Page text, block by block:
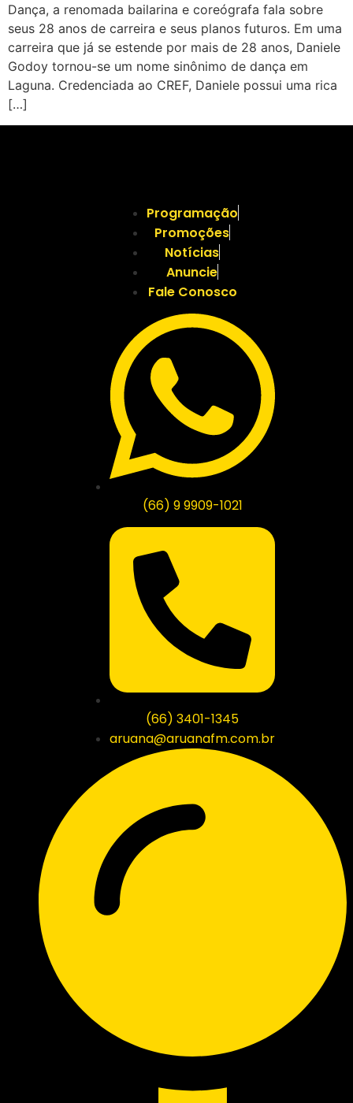
Dança, a renomada bailarina e coreógrafa fala sobre
seus 28 anos de carreira e seus planos futuros. Em uma
carreira que já se estende por mais de 28 anos, Daniele
Godoy tornou-se um nome sinônimo de dança em
Laguna. Credenciada ao CREF, Daniele possui uma rica
[…]
Programação
Promoções
Notícias
Anuncie
Fale Conosco
(66) 9 9909-1021
(66) 3401-1345
aruana@aruanafm.com.br